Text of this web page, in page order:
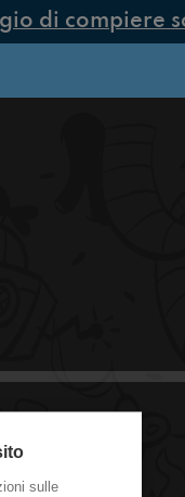
di compiere
sulle